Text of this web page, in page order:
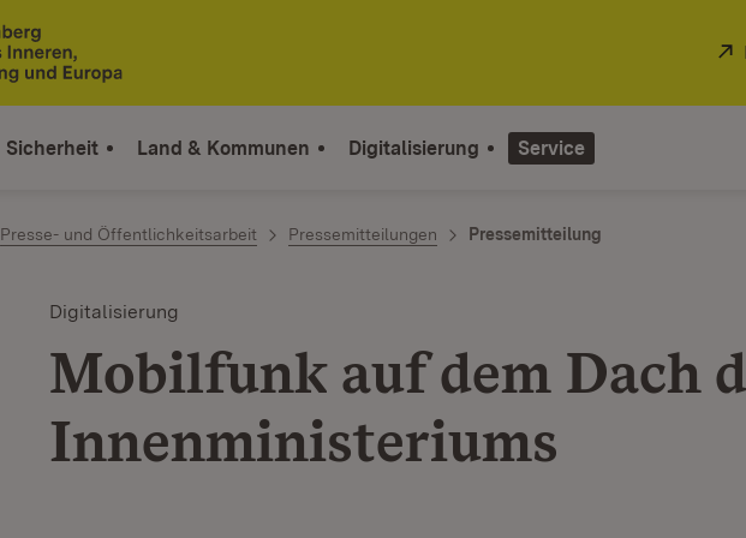
Sicherheit Land & Kommunen Digitalisierung Service
Presse- und Öffentlichkeitsarbeit Pressemitteilungen Pressemitteilung
Digitalisierung
Mobilfunk auf dem Dach
Innenministeriums